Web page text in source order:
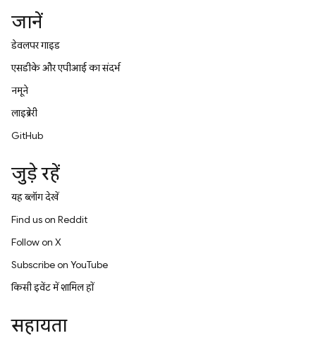
जानें
डेवलपर गाइड
एसडीके और एपीआई का संदर्भ
नमूने
लाइब्रेरी
GitHub
जुड़े रहें
यह ब्लॉग देखें
Find us on Reddit
Follow on X
Subscribe on YouTube
किसी इवेंट में शामिल हों
सहायता